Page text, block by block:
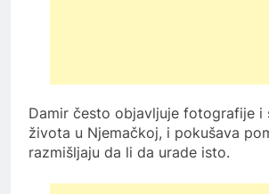
Damir često objavljuje fotografije i
života u Njemačkoj, i pokušava
razmišljaju da li da urade isto.